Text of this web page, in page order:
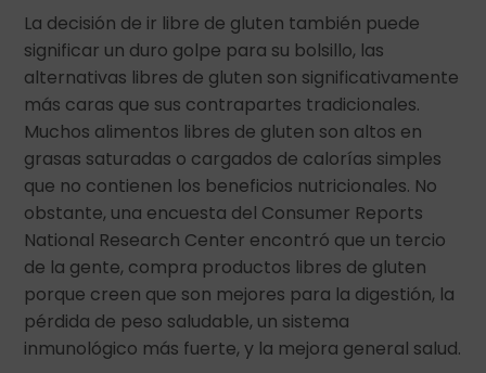
La decisión de ir libre de gluten también puede
significar un duro golpe para su bolsillo, las
alternativas libres de gluten son significativamente
más caras que sus contrapartes tradicionales.
Muchos alimentos libres de gluten son altos en
grasas saturadas o cargados de calorías simples
que no contienen los beneficios nutricionales. No
obstante, una encuesta del Consumer Reports
National Research Center encontró que un tercio
de la gente, compra productos libres de gluten
porque creen que son mejores para la digestión, la
pérdida de peso saludable, un sistema
inmunológico más fuerte, y la mejora general salud.